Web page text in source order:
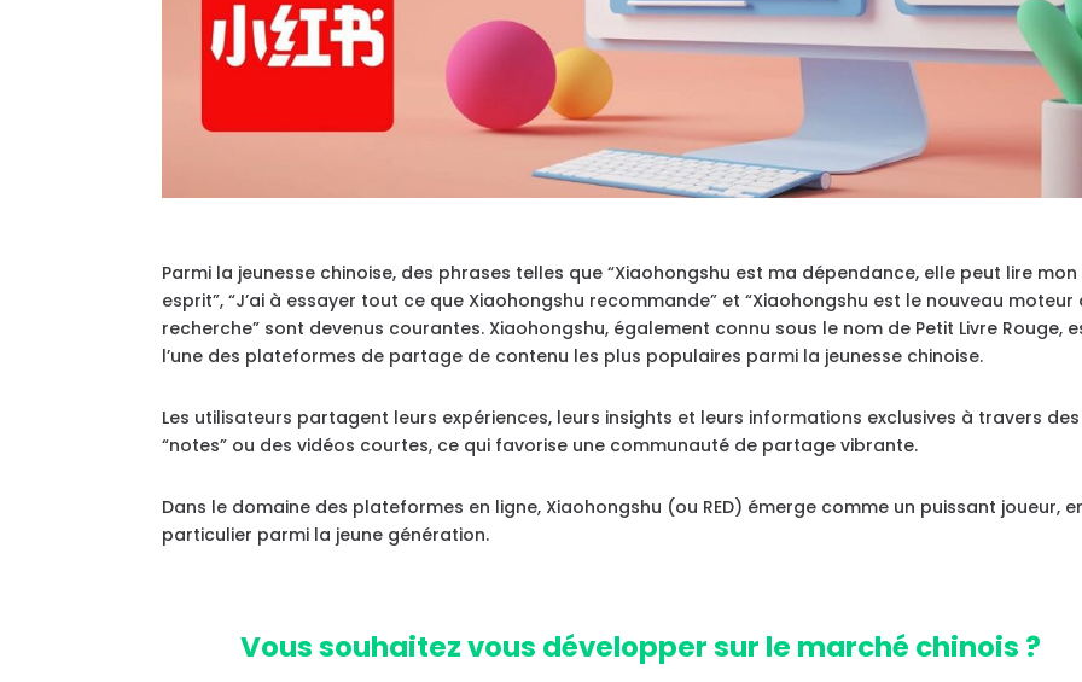
Parmi la jeunesse chinoise, des phrases telles que “Xiaohongshu est ma dépendance, elle peut lire mon
esprit”, “J’ai à essayer tout ce que Xiaohongshu recommande” et “Xiaohongshu est le nouveau moteur
recherche” sont devenus courantes. Xiaohongshu, également connu sous le nom de Petit Livre Rouge,
l’une des plateformes de partage de contenu les plus populaires parmi la jeunesse chinoise.
Les utilisateurs partagent leurs expériences, leurs insights et leurs informations exclusives à travers des
“notes” ou des vidéos courtes, ce qui favorise une communauté de partage vibrante.
Dans le domaine des plateformes en ligne, Xiaohongshu (ou RED) émerge comme un puissant joueur,
particulier parmi la jeune génération.
Vous souhaitez vous développer sur le marché chinois ?